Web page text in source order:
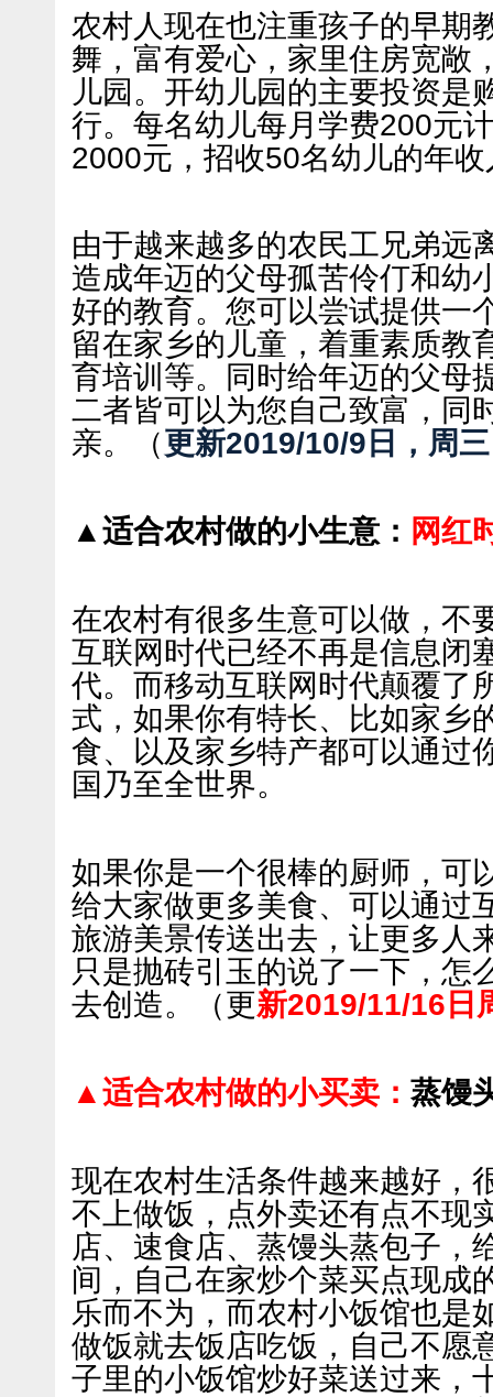
农村人现在也注重孩子的早期
舞，富有爱心，家里住房宽敞
儿园。开幼儿园的主要投资是
行。每名幼儿每月学费200元
2000元，招收50名幼儿的年
由于越来越多的农民工兄弟远
造成年迈的父母孤苦伶仃和幼
好的教育。您可以尝试提供一
留在家乡的儿童，着重素质教
育培训等。同时给年迈的父母
二者皆可以为您自己致富，同
亲。
（更新2019/10/9日，周三
▲适合农村做的小生意： 网红
在农村有很多生意可以做，不
互联网时代已经不再是信息闭
代。而移动互联网时代颠覆了
式，如果你有特长、比如家乡
食、以及家乡特产都可以通过
国乃至全世界。
如果你是一个很棒的厨师，可
给大家做更多美食、可以通过
旅游美景传送出去，让更多人
只是抛砖引玉的说了一下，怎
去创造。（更新2019/11/16日
▲适合农村做的小买卖： 蒸馒
现在农村生活条件越来越好，
不上做饭，点外卖还有点不现
店、速食店、蒸馒头蒸包子，
间，自己在家炒个菜买点现成
乐而不为，而农村小饭馆也是
做饭就去饭店吃饭，自己不愿
子里的小饭馆炒好菜送过来，